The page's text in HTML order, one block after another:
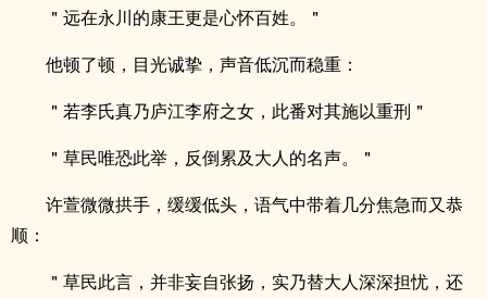
＂远在永川的康王更是心怀百姓。＂
他顿了顿，目光诚挚，声音低沉而稳重：
＂若李氏真乃庐江李府之女，此番对其施以重刑＂
＂草民唯恐此举，反倒累及大人的名声。＂
许萱微微拱手，缓缓低头，语气中带着几分焦急而又恭
顺：
＂草民此言，并非妄自张扬，实乃替大人深深担忧，还